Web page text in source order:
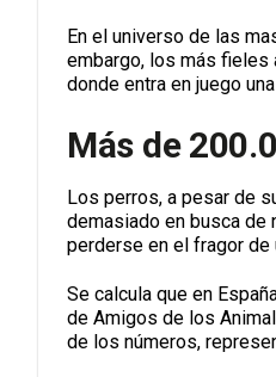
En el universo de las
embargo, los más fieles
donde entra en juego
Más de
Los perros, a pesar de
demasiado en busca de
perderse en el fragor de
Se calcula que en
de Amigos de los
de los números,